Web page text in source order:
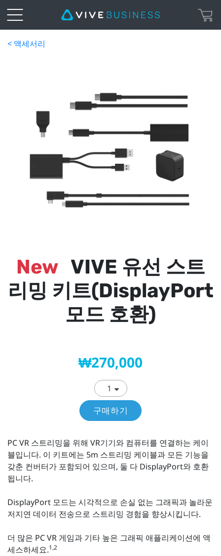
< 액세서리
New VIVE 유선 스트
리밍 키트(DisplayPort
모드 호환)
₩270,000
구매하기
PC VR 스트리밍을 위해 VR기기와 컴퓨터를 연결하는 케이
블입니다. 이 키트에는 5m 스트리밍 케이블과 모든 기능을
갖춘 컨버터가 포함되어 있으며, 둘 다 DisplayPort와 호환
됩니다.
DisplayPort 모드는 시각적으로 손실 없는 그래픽과 놀라운
저지연 데이터 전송으로 스트리밍 경험을 향상시킵니다.
더 많은 PC VR 게임과 기타 높은 그래픽 애플리케이션에 액
세스하세요.1,2